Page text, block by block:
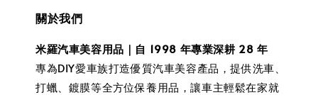
關於我們
米羅汽車美容用品｜自 1998 年專業深耕 28 年
專為DIY愛車族打造優質汽車美容產品，提供洗車、
打蠟、鍍膜等全方位保養用品，讓車主輕鬆在家就